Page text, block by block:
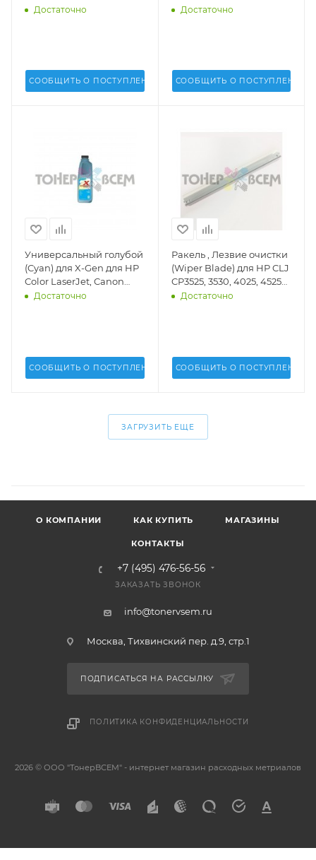
(1кг.)(MPT-2025)(Uninet
Достаточно
СООБЩИТЬ О ПОСТУПЛЕНИИ
Canon (1кг.)(MPT-2025)
Достаточно
СООБЩИТЬ О ПОСТУПЛЕНИИ
Универсальный голубой
(Cyan) для X-Gen для HP
Color LaserJet, Canon
(1кг.)(MPT-2025)(Uninet
Достаточно
СООБЩИТЬ О ПОСТУПЛЕНИИ
Ракель , Лезвие очистки
(Wiper Blade) для HP CLJ
CP3525, 3530, 4025, 4525
(DV Inc.) - DV-WB-H3525-1
Достаточно
СООБЩИТЬ О ПОСТУПЛЕНИИ
ЗАГРУЗИТЬ ЕЩЕ
О КОМПАНИИ КАК КУПИТЬ МАГАЗИНЫ
КОНТАКТЫ
+7 (495) 476-56-56
ЗАКАЗАТЬ ЗВОНОК
info@tonervsem.ru
Москва, Тихвинский пер. д.9, стр.1
ПОДПИСАТЬСЯ НА РАССЫЛКУ
ПОЛИТИКА КОНФИДЕНЦИАЛЬНОСТИ
2026 © ООО "ТонерВСЕМ" - интернет магазин расходных метриалов